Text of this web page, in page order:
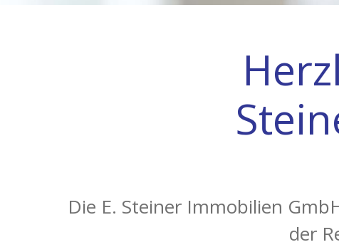
Die E. Steiner Immobilien
der